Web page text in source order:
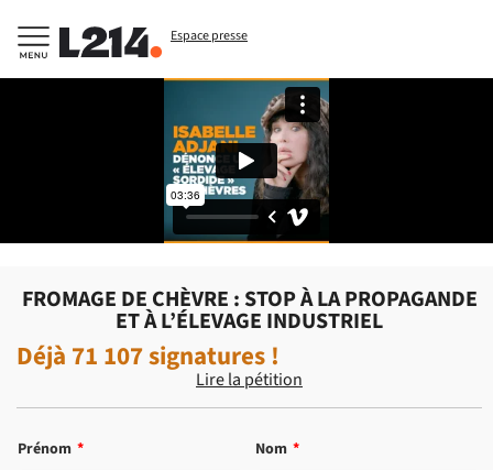
Espace presse
FROMAGE DE CHÈVRE : STOP À LA PROPAGANDE
ET À L’ÉLEVAGE INDUSTRIEL
Déjà 71 107signatures !
Lire la pétition
Prénom * Nom *